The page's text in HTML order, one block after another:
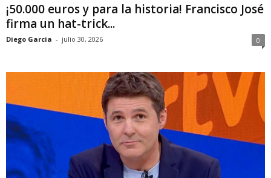
¡50.000 euros y para la historia! Francisco José
firma un hat-trick...
Diego Garcia - julio 30, 2026 0